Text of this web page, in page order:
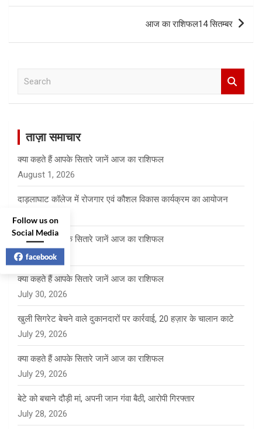
आज का राशिफल14 सितम्बर
ताज़ा समाचार
क्या कहते हैं आपके सितारे जानें आज का राशिफल
August 1, 2026
दाड़लाघाट कॉलेज में रोजगार एवं कौशल विकास कार्यक्रम का आयोजन
क्या कहते हैं आपके सितारे जानें आज का राशिफल
July 31, 2026
क्या कहते हैं आपके सितारे जानें आज का राशिफल
July 30, 2026
खुली सिगरेट बेचने वाले दुकानदारों पर कार्रवाई, 20 हज़ार के चालान काटे
July 29, 2026
क्या कहते हैं आपके सितारे जानें आज का राशिफल
July 29, 2026
बेटे को बचाने दौड़ी मां, अपनी जान गंवा बैठी, आरोपी गिरफ्तार
July 28, 2026
Follow us on
Social Media
facebook